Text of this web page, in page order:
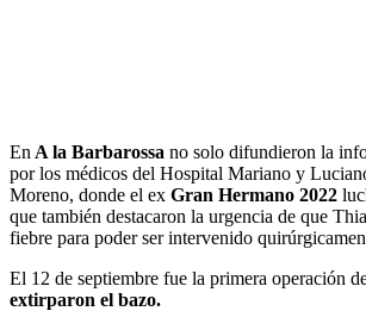
En A la Barbarossa no solo difundieron la
por los médicos del Hospital Mariano y
Moreno, donde el ex Gran Hermano 2022
que también destacaron la urgencia de que
fiebre para poder ser intervenido
El 12 de septiembre fue la primera operación
extirparon el bazo.